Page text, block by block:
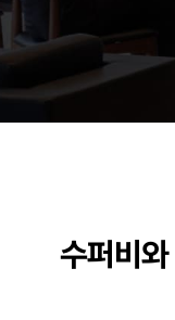
수퍼비